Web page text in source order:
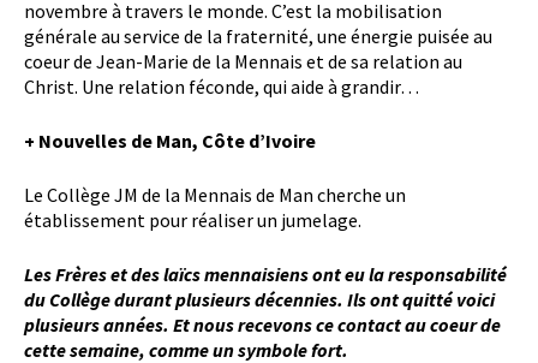
novembre à travers le monde. C’est la mobilisation
générale au service de la fraternité, une énergie puisée au
coeur de Jean-Marie de la Mennais et de sa relation au
Christ. Une relation féconde, qui aide à grandir…
+ Nouvelles de Man, Côte d’Ivoire
Le Collège JM de la Mennais de Man cherche un
établissement pour réaliser un jumelage.
Les Frères et des laïcs mennaisiens ont eu la responsabilité
du Collège durant plusieurs décennies. Ils ont quitté voici
plusieurs années. Et nous recevons ce contact au coeur de
cette semaine, comme un symbole fort.